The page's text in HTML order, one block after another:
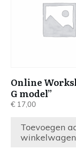
Online
G model”
€ 17,00
Toevoegen
winkelwagen